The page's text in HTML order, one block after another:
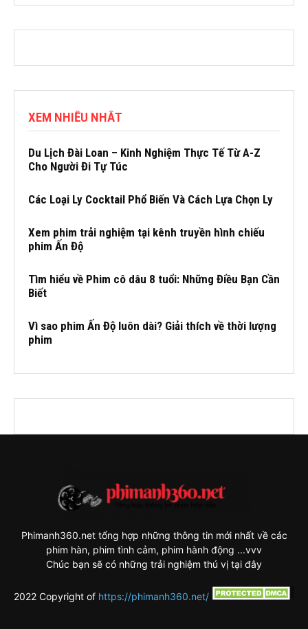
XEM NHIỀU NHẤT
Du Lịch Đài Loan – Kinh Nghiệm Thực Tế Từ A-Z
Cho Người Đi Tự Túc
Các Loại Ly Cocktail Phổ Biến Và Cách Lựa Chọn Ly
Xem phim trải nghiệm tại kênh truyền hình chiếu
phim Ấn Độ
Tìm hiểu về Phim cô dâu 8 tuổi: Những Điều Bạn Cần
Biết
Vì sao phim Ấn Độ luôn dài? Giải thích về thời lượng
phim
Phimanh360.net tổng hợp những thông tin mới nhất về các
phim hàn, phim tình cảm, phim hành động ...vvv
Chúc bạn sẽ có những trải nghiệm thú vị tại đây
2022 Copyright of https://phimanh360.net/